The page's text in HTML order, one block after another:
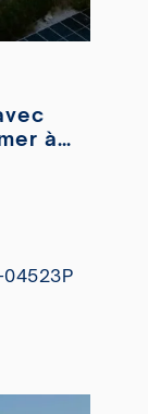
à
04523P